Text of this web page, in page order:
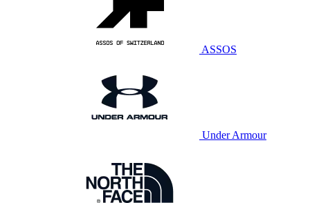
ASSOS
Under Armour